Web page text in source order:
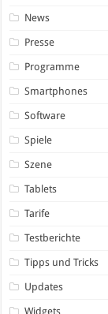
News
Presse
Programme
Smartphones
Software
Spiele
Szene
Tablets
Tarife
Testberichte
Tipps und Tricks
Updates
Widgets